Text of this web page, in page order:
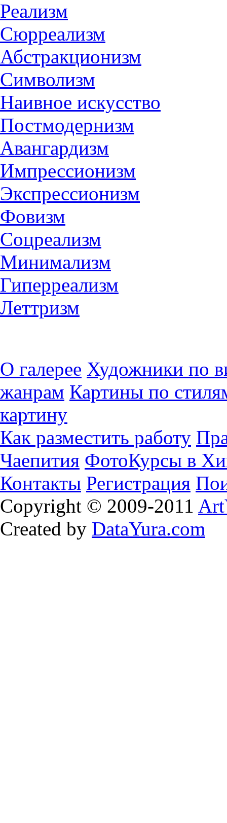
Реализм
Сюрреализм
Абстракционизм
Символизм
Наивное искусство
Постмодернизм
Авангардизм
Импрессионизм
Экспрессионизм
Фовизм
Соцреализм
Минимализм
Гиперреализм
Леттризм
О галерее Художники по
жанрам Картины по
картину
Как разместить работу
Чаепития ФотоКурсы в
Контакты Регистрация
Copyright © 2009-2011
Created by DataYura.com